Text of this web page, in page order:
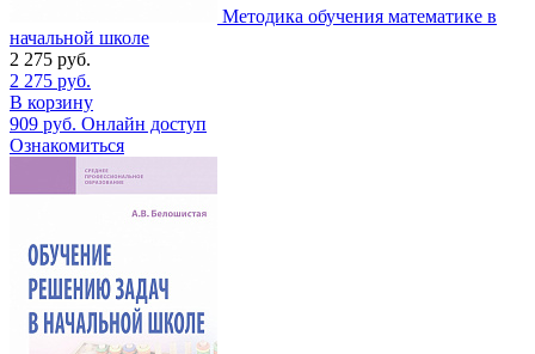
Методика обучения математике в
начальной школе
2 275 руб.
2 275 руб.
В корзину
909 руб. Онлайн доступ
Ознакомиться